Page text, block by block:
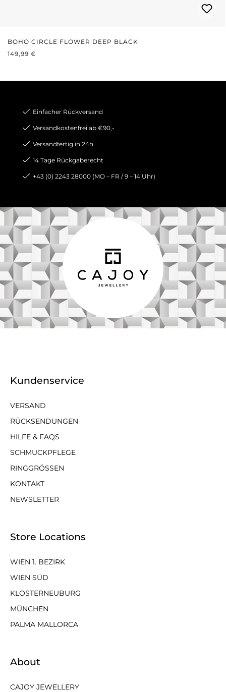
BOHO CIRCLE FLOWER DEEP BLACK
REGULÄRER PREIS:
149,99 €
Einfacher Rückversand
Versandkostenfrei ab €90,-
Versandfertig in 24h
14 Tage Rückgaberecht
+43 (0) 2243 28000 (MO – FR / 9 – 14 Uhr)
Kundenservice
VERSAND
RÜCKSENDUNGEN
HILFE & FAQS
SCHMUCKPFLEGE
RINGGRÖSSEN
KONTAKT
NEWSLETTER
Store Locations
WIEN 1. BEZIRK
WIEN SÜD
KLOSTERNEUBURG
MÜNCHEN
PALMA MALLORCA
About
CAJOY JEWELLERY